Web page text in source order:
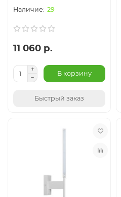
29
11 060 р.
В корзину
Быстрый заказ